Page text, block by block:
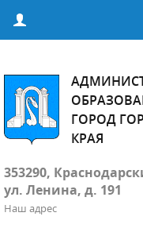
ГОРОД
КРАЯ
353290,
ул. Ленина, д. 191
Наш адрес